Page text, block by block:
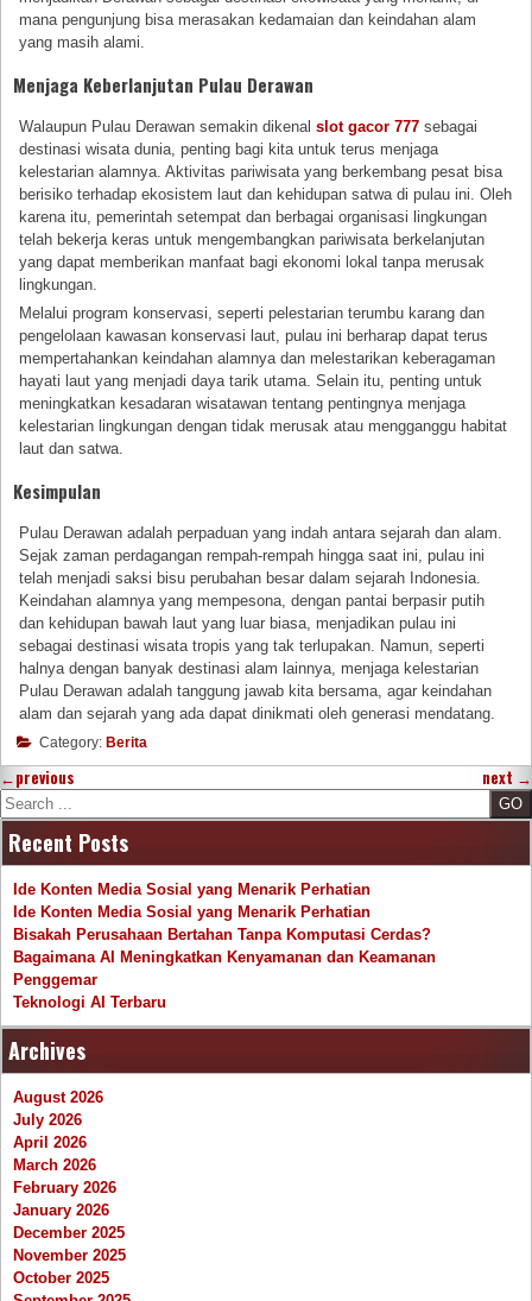
mana pengunjung bisa merasakan kedamaian dan keindahan alam
yang masih alami.
Menjaga Keberlanjutan Pulau Derawan
Walaupun Pulau Derawan semakin dikenalslot gacor 777 sebagai
destinasi wisata dunia, penting bagi kita untuk terus menjaga
kelestarian alamnya. Aktivitas pariwisata yang berkembang pesat bisa
berisiko terhadap ekosistem laut dan kehidupan satwa di pulau ini. Oleh
karena itu, pemerintah setempat dan berbagai organisasi lingkungan
telah bekerja keras untuk mengembangkan pariwisata berkelanjutan
yang dapat memberikan manfaat bagi ekonomi lokal tanpa merusak
lingkungan.
Melalui program konservasi, seperti pelestarian terumbu karang dan
pengelolaan kawasan konservasi laut, pulau ini berharap dapat terus
mempertahankan keindahan alamnya dan melestarikan keberagaman
hayati laut yang menjadi daya tarik utama. Selain itu, penting untuk
meningkatkan kesadaran wisatawan tentang pentingnya menjaga
kelestarian lingkungan dengan tidak merusak atau mengganggu habitat
laut dan satwa.
Kesimpulan
Pulau Derawan adalah perpaduan yang indah antara sejarah dan alam.
Sejak zaman perdagangan rempah-rempah hingga saat ini, pulau ini
telah menjadi saksi bisu perubahan besar dalam sejarah Indonesia.
Keindahan alamnya yang mempesona, dengan pantai berpasir putih
dan kehidupan bawah laut yang luar biasa, menjadikan pulau ini
sebagai destinasi wisata tropis yang tak terlupakan. Namun, seperti
halnya dengan banyak destinasi alam lainnya, menjaga kelestarian
Pulau Derawan adalah tanggung jawab kita bersama, agar keindahan
alam dan sejarah yang ada dapat dinikmati oleh generasi mendatang.
Category: Berita
←previous next →
Search
Recent Posts
Ide Konten Media Sosial yang Menarik Perhatian
Ide Konten Media Sosial yang Menarik Perhatian
Bisakah Perusahaan Bertahan Tanpa Komputasi Cerdas?
Bagaimana AI Meningkatkan Kenyamanan dan Keamanan
Penggemar
Teknologi AI Terbaru
Archives
August 2026
July 2026
April 2026
March 2026
February 2026
January 2026
December 2025
November 2025
October 2025